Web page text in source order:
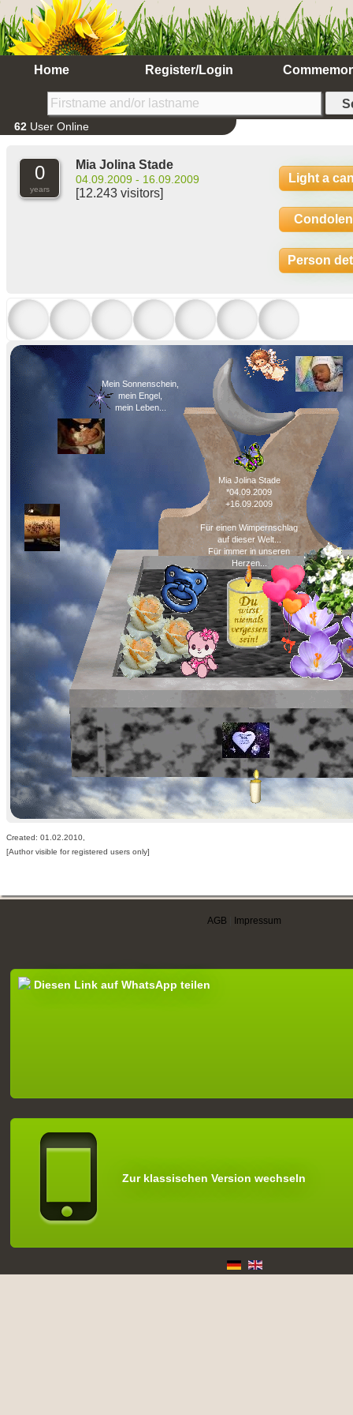
Home Register/Login
62 User Online
0
years
Mia Jolina Stade
04.09.2009 - 16.09.2009
[12.243 visitors]
Light a
Person
Mia Jolina Stade
*04.09.2009
+16.09.2009
Für einen Wimpernschlag
auf dieser Welt...
Für immer in unseren
Herzen...
Mein Sonnenschein,
mein Engel,
mein Leben...
Created: 01.02.2010,
[Author visible for registered users only]
AGB Impressum
Diesen Link auf WhatsApp teilen
Zur klassischen Version wechseln